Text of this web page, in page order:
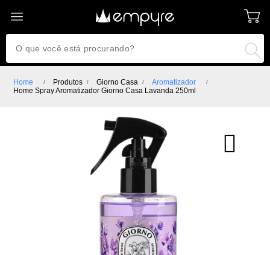
Home Produtos Giorno Casa
Aromatizador
Home Spray Aromatizador Giorno Casa Lavanda 250ml